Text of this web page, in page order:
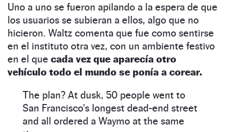
Uno a uno se fueron apilando a la espera de que
los usuarios se subieran a ellos, algo que no
hicieron. Waltz comenta que fue como sentirse
en el instituto otra vez, con un ambiente festivo
en el que cada vez que aparecía otro
vehículo todo el mundo se ponía a corear.
The plan? At dusk, 50 people went to
San Francisco's longest dead-end street
and all ordered a Waymo at the same